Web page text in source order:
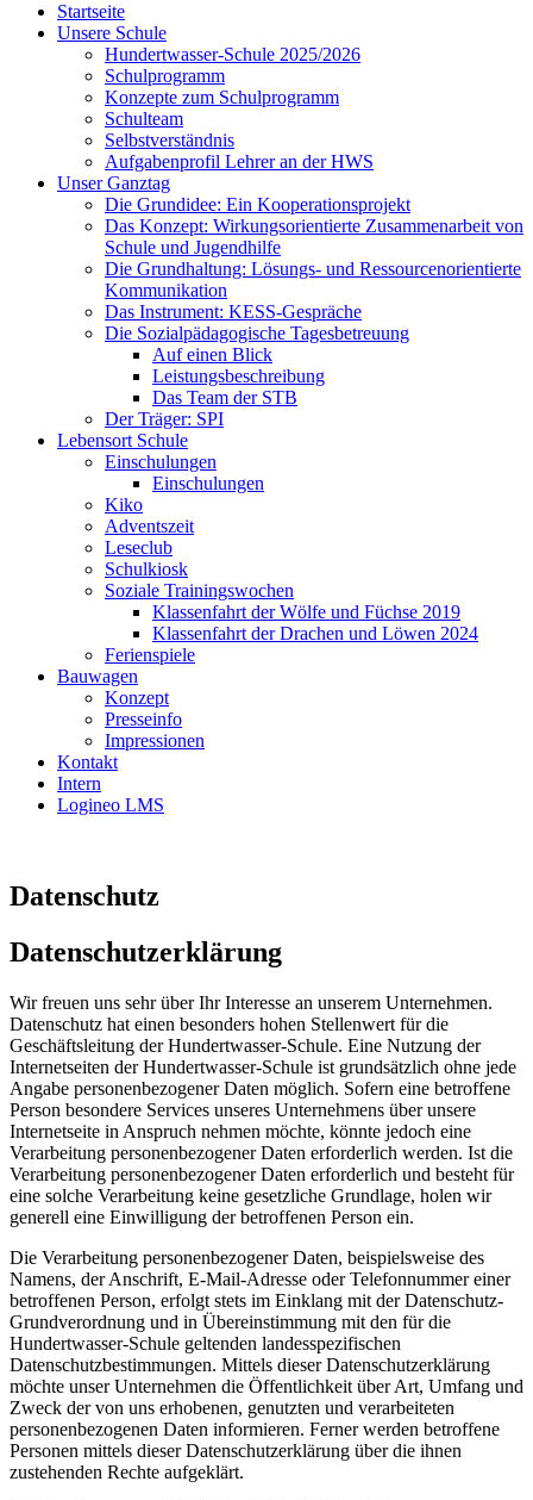
Startseite
Unsere Schule
Hundertwasser-Schule 2025/2026
Schulprogramm
Konzepte zum Schulprogramm
Schulteam
Selbst­ver­ständ­nis
Aufgabenprofil Lehrer an der HWS
Unser Ganztag
Die Grundidee: Ein Kooperationsprojekt
Das Konzept: Wirkungsorientierte Zusammenarbeit von
Schule und Jugendhilfe
Die Grundhaltung: Lösungs- und Ressourcenorientierte
Kommunikation
Das Instrument: KESS-Gespräche
Die Sozialpädagogische Tagesbetreuung
Auf einen Blick
Leistungsbeschreibung
Das Team der STB
Der Träger: SPI
Lebensort Schule
Einschulungen
Einschulungen
Kiko
Adventszeit
Leseclub
Schulkiosk
Soziale Trainingswochen
Klassenfahrt der Wölfe und Füchse 2019
Klassenfahrt der Drachen und Löwen 2024
Ferienspiele
Bauwagen
Konzept
Presseinfo
Impressionen
Kontakt
Intern
Logineo LMS
Datenschutz
Datenschutzerklärung
Wir freuen uns sehr über Ihr Interesse an unserem Unternehmen.
Datenschutz hat einen besonders hohen Stellenwert für die
Geschäftsleitung der Hundertwasser-Schule. Eine Nutzung der
Internetseiten der Hundertwasser-Schule ist grundsätzlich ohne jede
Angabe personenbezogener Daten möglich. Sofern eine betroffene
Person besondere Services unseres Unternehmens über unsere
Internetseite in Anspruch nehmen möchte, könnte jedoch eine
Verarbeitung personenbezogener Daten erforderlich werden. Ist die
Verarbeitung personenbezogener Daten erforderlich und besteht für
eine solche Verarbeitung keine gesetzliche Grundlage, holen wir
generell eine Einwilligung der betroffenen Person ein.
Die Verarbeitung personenbezogener Daten, beispielsweise des
Namens, der Anschrift, E-Mail-Adresse oder Telefonnummer einer
betroffenen Person, erfolgt stets im Einklang mit der Datenschutz-
Grundverordnung und in Übereinstimmung mit den für die
Hundertwasser-Schule geltenden landesspezifischen
Datenschutzbestimmungen. Mittels dieser Datenschutzerklärung
möchte unser Unternehmen die Öffentlichkeit über Art, Umfang und
Zweck der von uns erhobenen, genutzten und verarbeiteten
personenbezogenen Daten informieren. Ferner werden betroffene
Personen mittels dieser Datenschutzerklärung über die ihnen
zustehenden Rechte aufgeklärt.